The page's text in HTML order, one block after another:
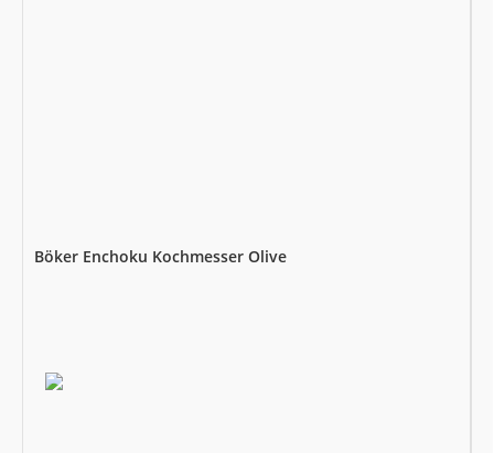
Böker Enchoku Kochmesser Olive